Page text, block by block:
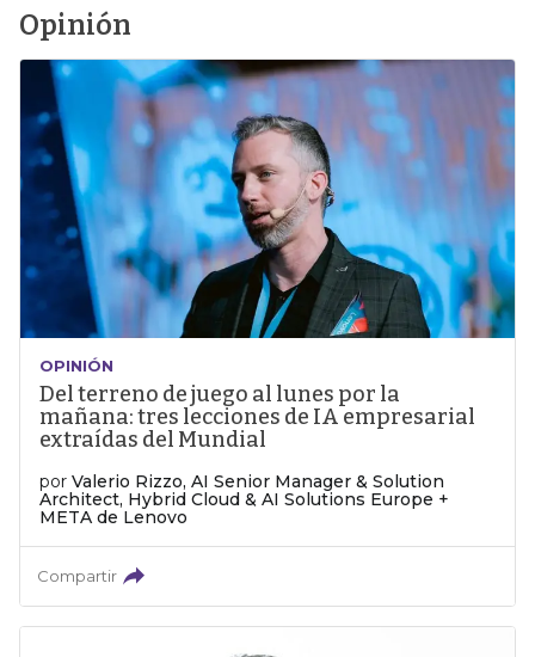
Opinión
OPINIÓN
Del terreno de juego al lunes por la
mañana: tres lecciones de IA empresarial
extraídas del Mundial
por Valerio Rizzo, AI Senior Manager & Solution
Architect, Hybrid Cloud & AI Solutions Europe +
META de Lenovo
Compartir